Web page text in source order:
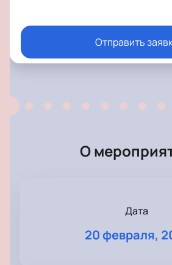
Отправить
О
Дата
20 февраля,